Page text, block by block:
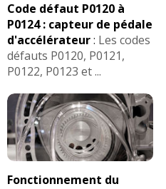
Code défaut P0120 à
P0124 : capteur de pédale
d'accélérateur: Les codes
défauts P0120, P0121,
P0122, P0123 et ...
Fonctionnement du